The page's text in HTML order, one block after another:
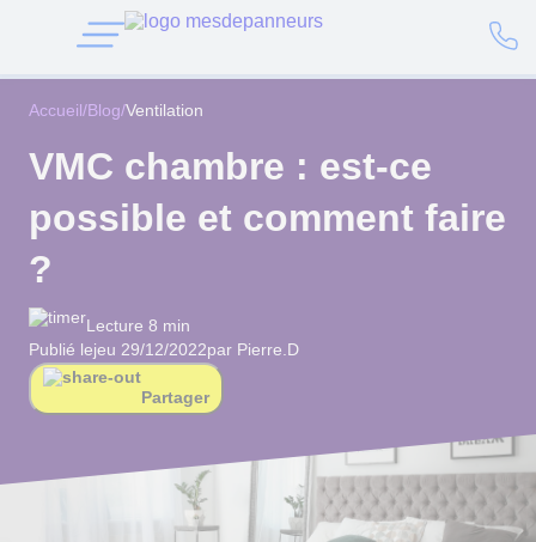
Accueil/Blog/Ventilation
VMC chambre : est-ce
possible et comment faire
?
Lecture 8 min
Publié lejeu 29/12/2022par Pierre.D
Partager